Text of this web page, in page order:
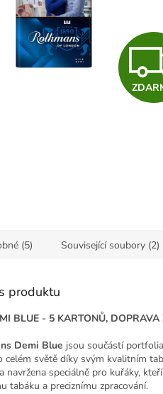
(5) Související soubory (2)
produktu
BLUE - 5 KARTONŮ,
Demi Blue jsou součástí
celém světě díky svým kvalitním
navržena speciálně pro kuřáky,
tabáku a preciznímu zpracování.